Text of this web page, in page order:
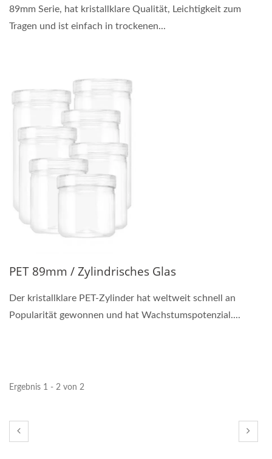
89mm Serie, hat kristallklare Qualität, Leichtigkeit zum
Tragen und ist einfach in trockenen...
PET 89mm / Zylindrisches Glas
Der kristallklare PET-Zylinder hat weltweit schnell an
Popularität gewonnen und hat Wachstumspotenzial....
Ergebnis 1 - 2 von 2